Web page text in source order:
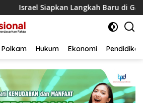
Israel Siapkan Langkah Baru di Gaza,
Polkam Hukum Ekonomi Pendidikan